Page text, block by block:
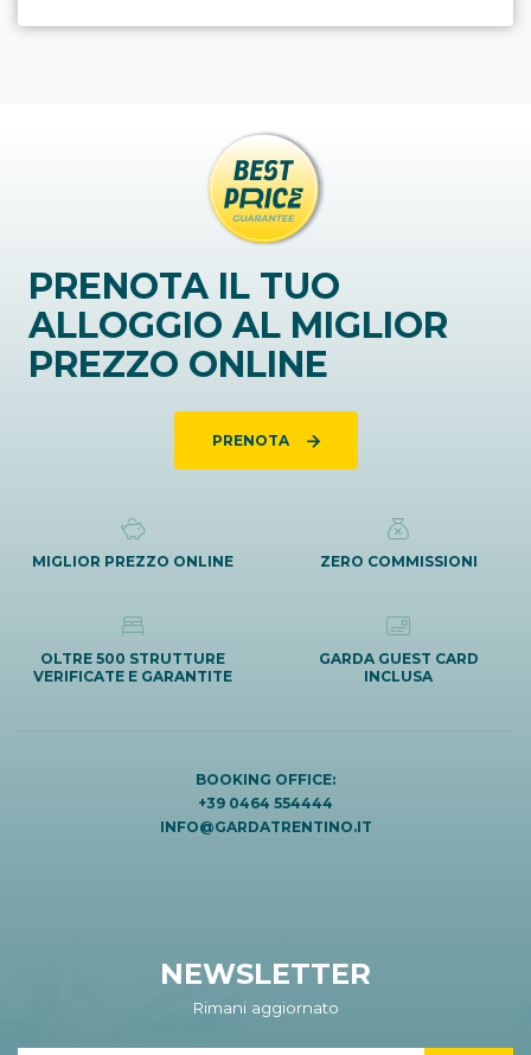
PRENOTA IL TUO
ALLOGGIO AL MIGLIOR
PREZZO ONLINE
PRENOTA
MIGLIOR PREZZO ONLINE ZERO COMMISSIONI
OLTRE 500 STRUTTURE
VERIFICATE E GARANTITE
GARDA GUEST CARD
INCLUSA
BOOKING OFFICE:
+39 0464 554444
INFO@GARDATRENTINO.IT
NEWSLETTER
Rimani aggiornato